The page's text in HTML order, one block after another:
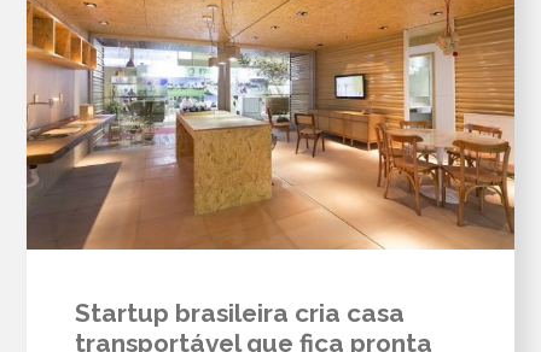
Startup brasileira cria casa
transportável que fica pronta